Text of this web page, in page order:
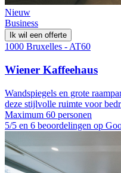
Nieuw
Business
Ik wil een offerte
1000 Bruxelles - AT60
Wiener Kaffeehaus
Wandspiegels en grote
deze stijlvolle ruimte voor
Maximum 60 personen
5/5 en 6 beoordelingen op